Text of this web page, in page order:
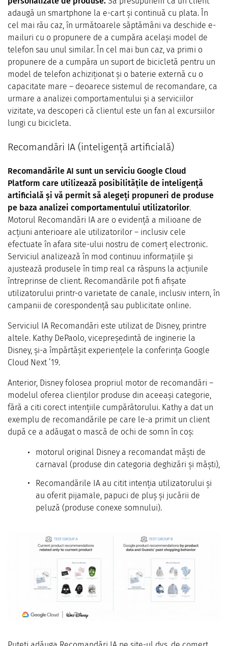
adaugă un smartphone la e-cart și continuă cu plata. În
cel mai rău caz, în următoarele săptămâni va deschide e-
mailuri cu o propunere de a cumpăra același model de
telefon sau unul similar. În cel mai bun caz, va primi o
propunere de a cumpăra un suport de bicicletă pentru un
model de telefon achiziționat și o baterie externă cu o
capacitate mare – deoarece sistemul de recomandare, ca
urmare a analizei comportamentului și a serviciilor
vizitate, va descoperi că clientul este un fan al excursiilor
lungi cu bicicleta.
Recomandări IA (inteligență artificială)
Recomandările AI sunt un serviciu Google Cloud
Platform care utilizează posibilitățile de inteligență
artificială și vă permit să alegeți propuneri de produse
pe baza analizei comportamentului utilizatorilor.
Motorul Recomandări IA are o evidență a milioane de
acțiuni anterioare ale utilizatorilor – inclusiv cele
efectuate în afara site-ului nostru de comerț electronic.
Serviciul analizează în mod continuu informațiile și
ajustează produsele în timp real ca răspuns la acțiunile
întreprinse de client. Recomandările pot fi afișate
utilizatorului printr-o varietate de canale, inclusiv intern, în
campanii de corespondență sau publicitate online.
Serviciul IA Recomandări este utilizat de Disney, printre
altele. Kathy DePaolo, vicepreședintă de inginerie la
Disney, și-a împărtășit experiențele la conferința Google
Cloud Next ’19.
Anterior, Disney folosea propriul motor de recomandări –
modelul oferea clienților produse din aceeași categorie,
fără a citi corect intențiile cumpărătorului. Kathy a dat un
exemplu de recomandările pe care le-a primit un client
după ce a adăugat o mască de ochi de somn în coș:
motorul original Disney a recomandat măști de
carnaval (produse din categoria deghizări și măști),
Recomandările IA au citit intenția utilizatorului și
au oferit pijamale, papuci de pluș și jucării de
peluză (produse conexe somnului).